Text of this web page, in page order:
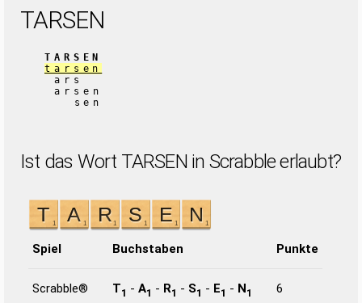
TARSEN
TARSEN
tarsen
ars
arsen
sen
Ist das Wort TARSEN in Scrabble erlaubt?
Spiel Buchstaben Punkte
Scrabble® T1 - A1 - R1 - S1 - E1 - N1 6